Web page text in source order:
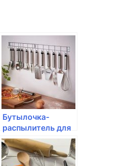
Бутылочка-
распылитель для
масла или уксуса
Fissman 100мл с
пульверизатором